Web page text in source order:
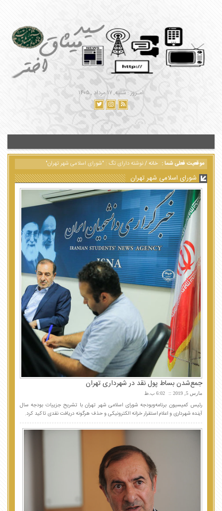
امـروز : شنبه, ۱۷ مرداد , ۱۴۰۵
موقعیت فعلی شما : خانه/نوشته دارای تگ : "شورای اسلامی شهر تهران"
شورای اسلامی شهر تهران
جمع‌شدن بساط پول نقد در شهرداری تهران
مارس 5, 2019 6:02 ب.ظ
رئیس کمیسیون برنامه‌وبودجه شورای اسلامی شهر تهران با تشریح جزییات بودجه سال
آینده شهرداری و اعلام استقرار خزانه الکترونیکی و حذف هرگونه دریافت نقدی تاکید کرد.